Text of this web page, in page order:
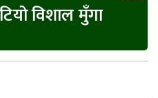
विशाल मुँगा